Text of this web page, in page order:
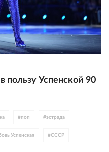
пользу Успенской 90
#поп #эстрада
Успенская #СССР